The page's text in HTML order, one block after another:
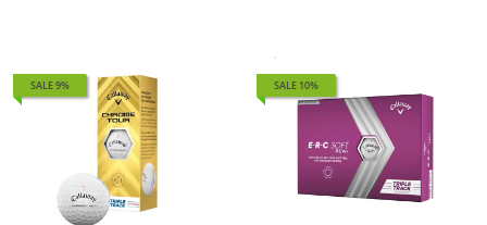
SALE 9% SALE 10%